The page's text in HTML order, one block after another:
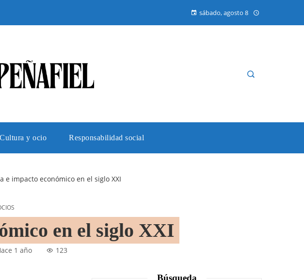
sábado, agosto 8
Cultura y ocio Responsabilidad social
e impacto económico en el siglo XXI
en el siglo XXI
1 año 123
Búsqueda